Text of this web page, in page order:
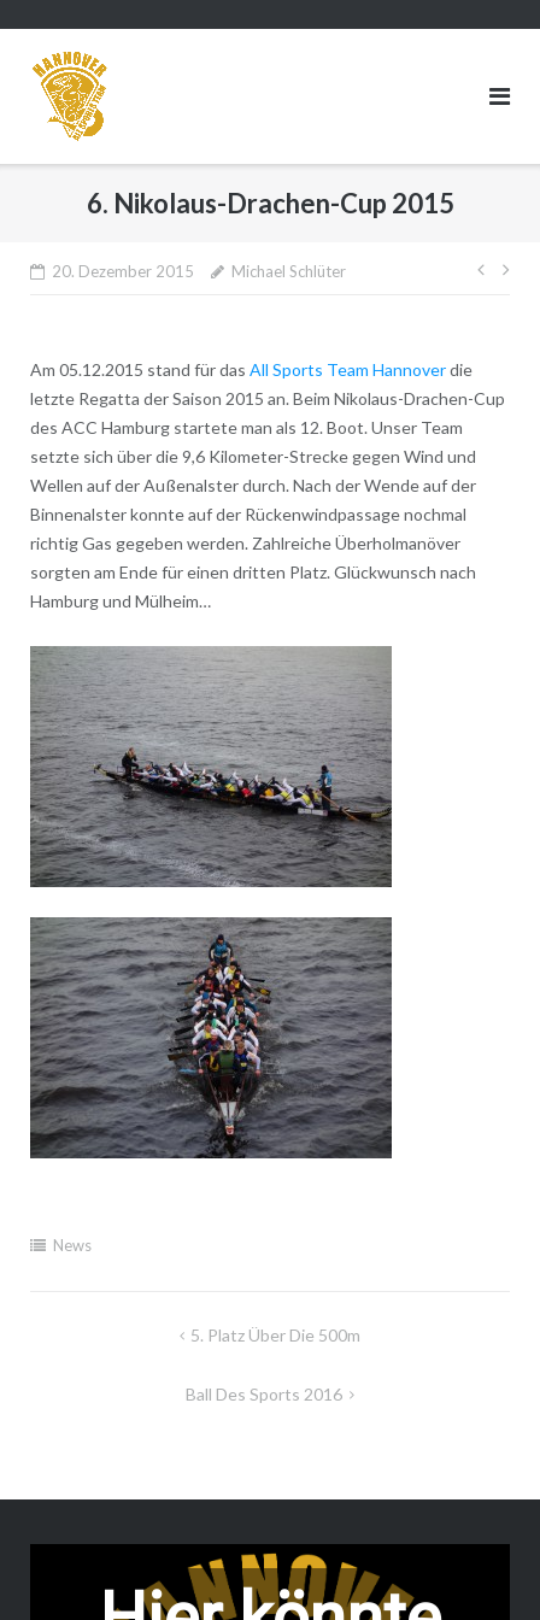
Inhalt
6. Nikolaus-Drachen-Cup 2015
20. Dezember 2015 Michael Schlüter
Am 05.12.2015 stand für das All Sports Team Hannoverdie
letzte Regatta der Saison 2015 an. Beim Nikolaus-Drachen-Cup
des ACC Hamburg startete man als 12. Boot. Unser Team
setzte sich über die 9,6 Kilometer-Strecke gegen Wind und
Wellen auf der Außenalster durch. Nach der Wende auf der
Binnenalster konnte auf der Rückenwindpassage nochmal
richtig Gas gegeben werden. Zahlreiche Überholmanöver
sorgten am Ende für einen dritten Platz. Glückwunsch nach
Hamburg und Mülheim…
News
Beitragsnavigation5. Platz Über Die 500m
Ball Des Sports 2016